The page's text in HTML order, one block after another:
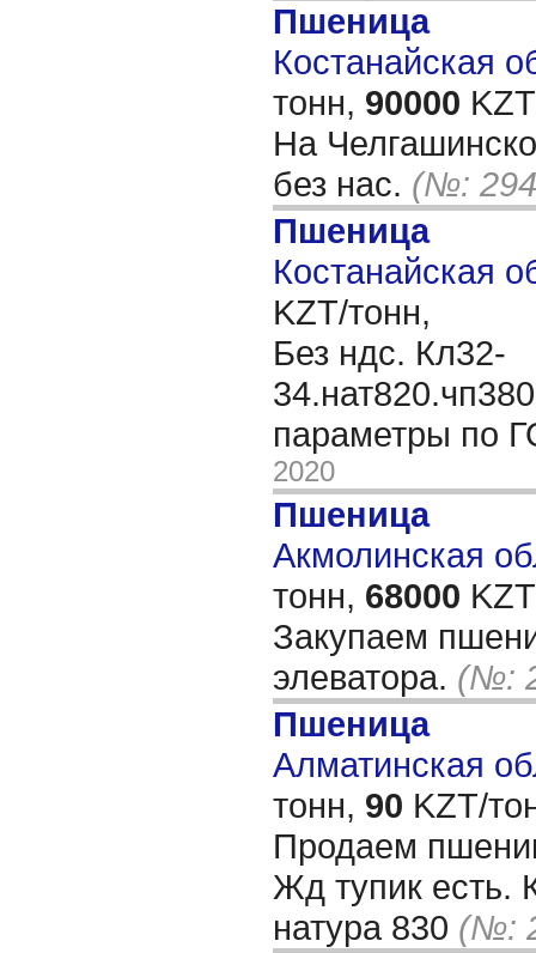
Пшеница
Костанайская
тонн, 90000
На
без нас. (№:
Пшеница
Костанайская
KZT/тонн,
Без ндс. Кл32-
параметры по
2020
Пшеница
Акмолинская
тонн, 68000
Закупаем
элеватора. (№:
Пшеница
Алматинская
тонн, 90 KZT/
Продаем
Жд тупик есть.
натура 830 (№: